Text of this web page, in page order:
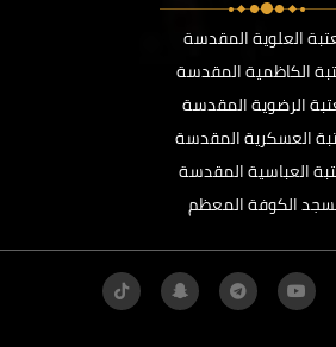
العلوية المقدسة
الكاظمية المقدسة
الرضوية المقدسة
العسكرية المقدسة
العباسية المقدسة
الكوفة المعظم